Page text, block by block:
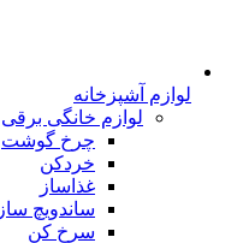
لوازم آشپزخانه
لوازم خانگی برقی
چرخ گوشت
خردکن
غذاساز
ساندویچ ساز
سرخ کن